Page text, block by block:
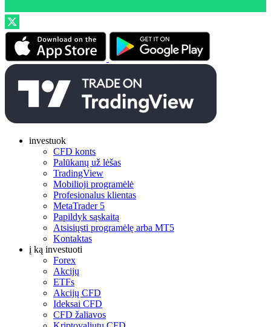
investuok
CFD konts
Palūkanų už lėšas
TradingView
Mobilioji programėlė
Profesionalus klientas
MetaTrader 5
Papildyk sąskaitą
Atsisiųsti programėlę arba MT5
Kontaktas
į ką investuoti
Forex
Akcijų
ETFs
Akcijų CFD
Ideksai CFD
CFD žaliavos